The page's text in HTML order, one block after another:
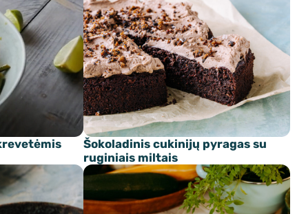
Šokoladinis cukinijų pyragas su
ruginiais miltais